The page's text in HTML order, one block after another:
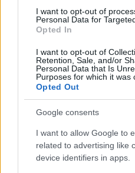
consent section.
I want to opt-out of
Personal Data for
Opted In
I want to opt-out of
Retention, Sale, and/or
Personal Data that Is
Purposes for which it was
Opted Out
Google consents
I want to allow Google to
related to advertising like
device identifiers in apps.
Dizionario dei Sogni – G
Dizionario dei Sogni – I
Dizionario dei Sogni – J
Dizionario dei Sogni – L
Dizionario dei Sogni – M
Dizionario dei Sogni – N
Dizionario dei Sogni – O
Dizionario dei Sogni – P